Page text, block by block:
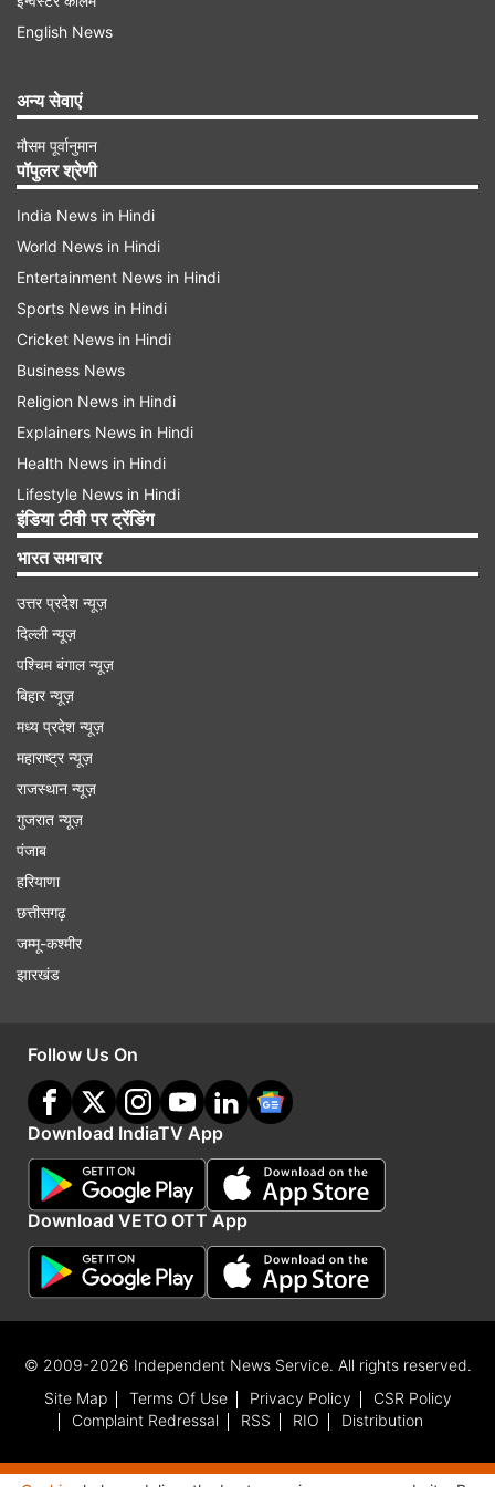
इस तस्वीर में करण ने लिखा, "माई डे, माई डे!! हमने
आखिरकार कर ली शादी 31.05.2022, माई डे।"
करण वी ग्रोवर की पत्नी पॉपी, जो वेब सीरीज 'ब्रोकन बट
फिल्मों में भी अभिनय किया है।
दोनों की पहली मुलाकात एक कार पार्किंग एरिया में हुई और
उन्होंने जल्द ही डेटिंग शुरू कर दी। जैसे ही करण वी ग्रोवर ने
शादी की तस्वीरें सोशल मीडिया पर शेयर की तो इंडस्ट्री के
सभी सितारों ने उनको बधाई और शुभकामनाएं देना शुरू कर
इनपुट- आईएएनएस
English News
अन्य सेवाएं
मौसम पूर्वानुमान
पॉपुलर श्रेणी
India News in Hindi
World News in Hindi
Entertainment News in Hindi
Sports News in Hindi
Cricket News in Hindi
Business News
Religion News in Hindi
Explainers News in Hindi
Health News in Hindi
Lifestyle News in Hindi
इंडिया टीवी पर ट्रेंडिंग
भारत समाचार
उत्तर प्रदेश न्यूज़
दिल्ली न्यूज़
पश्चिम बंगाल न्यूज़
बिहार न्यूज़
मध्य प्रदेश न्यूज़
महाराष्ट्र न्यूज़
राजस्थान न्यूज़
गुजरात न्यूज़
पंजाब
हरियाणा
छत्तीसगढ़
जम्मू-कश्मीर
झारखंड
Follow Us On
Download IndiaTV App
Download VETO OTT App
© 2009-2026 Independent News Service. All rights reserved.
Site Map
Terms Of Use Privacy Policy
CSR Policy
Complaint Redressal
RSS RIO Distribution